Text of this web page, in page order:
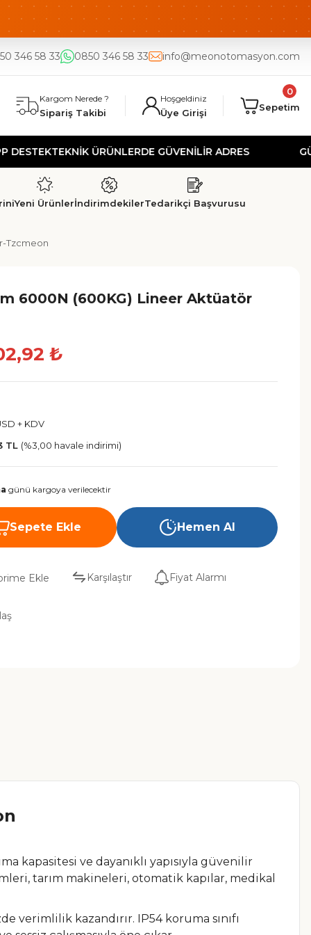
346 58 33 0850 346 58 33 info@meonotomasyon.com
Kargom Nerede ?
Sipariş Takibi
Hoşgeldiniz
Üye Girişi Sepetim
0
TEKNİK ÜRÜNLERDE GÜVENİLİR ADRES
Yeni ÜrünlerİndirimdekilerTedarikçi Başvurusu
Tzcmeon
6000N (600KG) Lineer Aktüatör
₺
+ KDV
TL (%3,00 havale indirimi)
günü kargoya verilecektir
Sepete Ekle Hemen Al
Karşılaştır Fiyat Alarmı
kapasitesi ve dayanıklı yapısıyla güvenilir
tarım makineleri, otomatik kapılar, medikal
verimlilik kazandırır. IP54 koruma sınıfı